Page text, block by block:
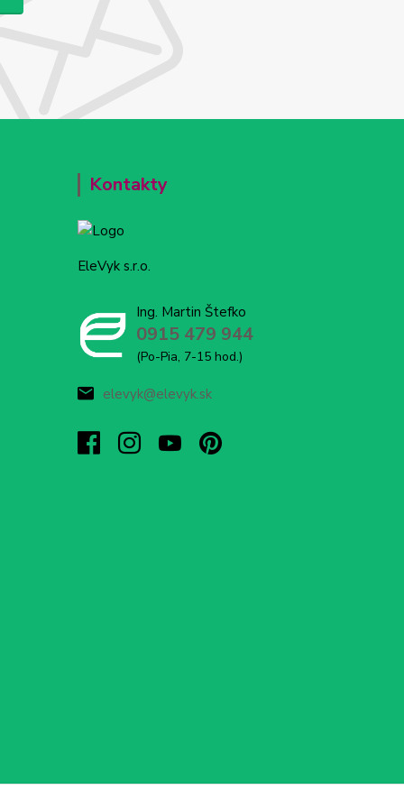
Kontakty
EleVyk s.r.o.
Ing. Martin Štefko
0915 479 944
(Po-Pia, 7-15 hod.)
elevyk@elevyk.sk